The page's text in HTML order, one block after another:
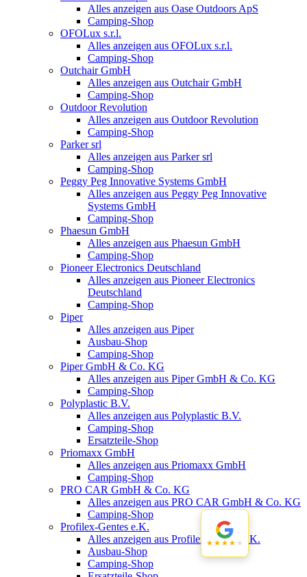
Alles anzeigen aus Oase Outdoors ApS
Camping-Shop
OFOLux s.r.l.
Alles anzeigen aus OFOLux s.r.l.
Camping-Shop
Outchair GmbH
Alles anzeigen aus Outchair GmbH
Camping-Shop
Outdoor Revolution
Alles anzeigen aus Outdoor Revolution
Camping-Shop
Parker srl
Alles anzeigen aus Parker srl
Camping-Shop
Peggy Peg Innovative Systems GmbH
Alles anzeigen aus Peggy Peg Innovative
Systems GmbH
Camping-Shop
Phaesun GmbH
Alles anzeigen aus Phaesun GmbH
Camping-Shop
Pioneer Electronics Deutschland
Alles anzeigen aus Pioneer Electronics
Deutschland
Camping-Shop
Piper
Alles anzeigen aus Piper
Ausbau-Shop
Camping-Shop
Piper GmbH & Co. KG
Alles anzeigen aus Piper GmbH & Co. KG
Camping-Shop
Polyplastic B.V.
Alles anzeigen aus Polyplastic B.V.
Camping-Shop
Ersatzteile-Shop
Priomaxx GmbH
Alles anzeigen aus Priomaxx GmbH
Camping-Shop
PRO CAR GmbH & Co. KG
Alles anzeigen aus PRO CAR GmbH & Co. KG
Camping-Shop
Profilex-Gentes e.K.
Alles anzeigen aus Profilex-Gentes e.K.
Ausbau-Shop
Camping-Shop
★★★★★
★★★★★